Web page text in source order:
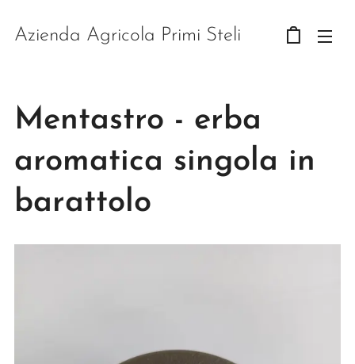
Azienda Agricola Primi Steli
Mentastro - erba
aromatica singola in
barattolo